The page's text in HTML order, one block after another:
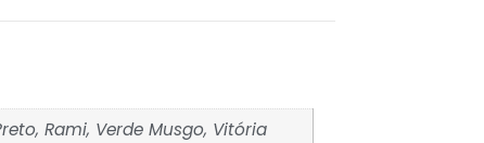
Rami, Verde Musgo, Vitória